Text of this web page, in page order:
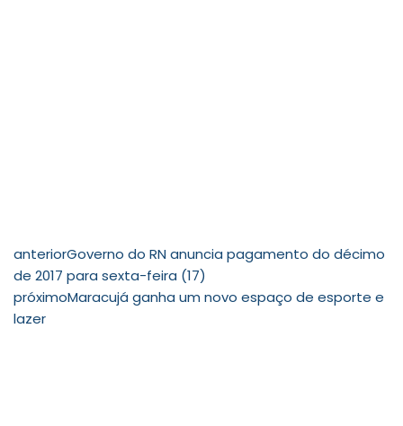
anteriorGoverno do RN anuncia pagamento do décimo
de 2017 para sexta-feira (17)
próximoMaracujá ganha um novo espaço de esporte e
lazer